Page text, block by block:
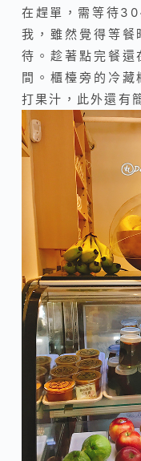
在趕單，需等待
我，雖然覺得等餐
待。趁著點完餐還
間。櫃檯旁的冷
打果汁，此外還有